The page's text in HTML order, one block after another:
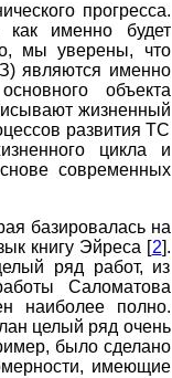
прогресса.
как именно будет
мы уверены, что
являются именно
объекта
жизненный
развития ТС
цикла и
современных
базировалась на
книгу Эйреса [2].
ряд работ, из
Саломатова
наиболее полно.
целый ряд очень
было сделано
имеющие